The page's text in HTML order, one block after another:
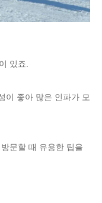
있죠.
이 좋아 많은 인파가 모
문할 때 유용한 팁을